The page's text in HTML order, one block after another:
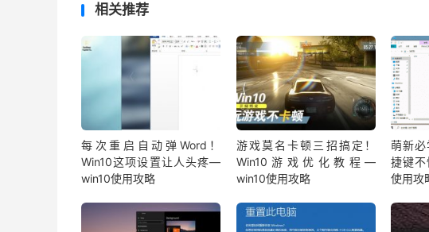
相关推荐
每次重启自动弹Word！
Win10这项设置让人头疼—
win10使用攻略
游戏莫名卡顿三招搞定！
Win10游戏优化教程—
win10使用攻略
萌新必
捷键
使用攻